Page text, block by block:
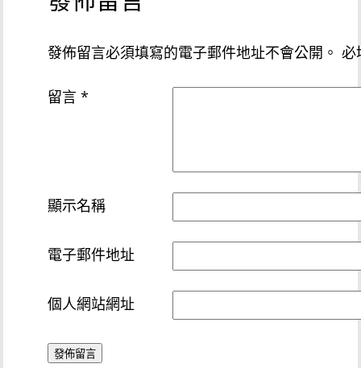
發佈留言必須填寫的電子郵件地址不會公開。 必
留言*
顯示名稱
電子郵件地址
個人網站網址